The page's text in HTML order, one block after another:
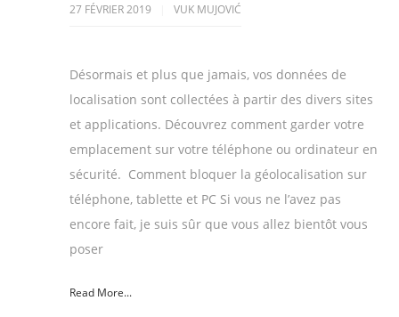
27 FÉVRIER 2019 VUK MUJOVIĆ
Désormais et plus que jamais, vos données de
localisation sont collectées à partir des divers sites
et applications. Découvrez comment garder votre
emplacement sur votre téléphone ou ordinateur en
sécurité. Comment bloquer la géolocalisation sur
téléphone, tablette et PC Si vous ne l’avez pas
encore fait, je suis sûr que vous allez bientôt vous
poser
Read More...